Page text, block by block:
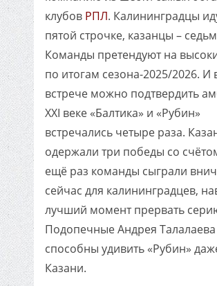
клубов РПЛ. Калининградцы
пятой строчке, казанцы –
Команды претендуют на
по итогам сезона-2025/2026. И
встрече можно подтвердить
XXI веке «Балтика» и «Рубин»
встречались четыре раза.
одержали три победы со
ещё раз команды сыграли
сейчас для калининградцев,
лучший момент прервать
Подопечные Андрея Талалаева
способны удивить «Рубин»
Казани.